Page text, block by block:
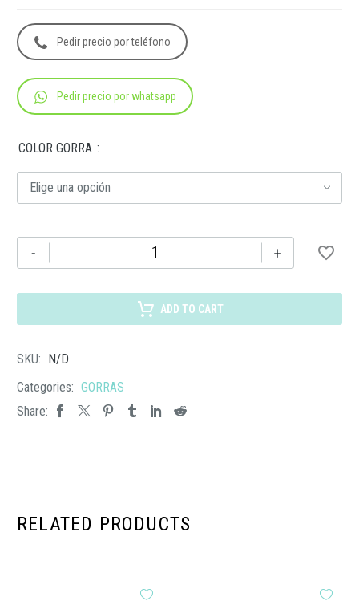
Pedir precio por teléfono
Pedir precio por whatsapp
COLOR GORRA
Elige una opción
-
GORRA
MANHATTAN
+
ADD TO CART
SKU: N/D
Categories: GORRAS
Share:
RELATED PRODUCTS